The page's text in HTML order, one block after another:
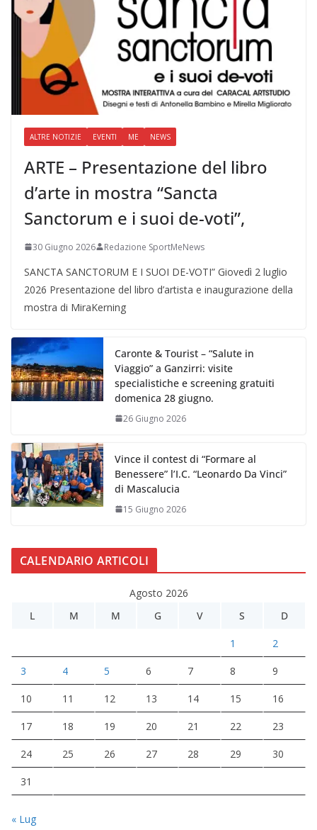
ALTRE NOTIZIE EVENTI ME NEWS
ARTE – Presentazione del libro
d’arte in mostra “Sancta
Sanctorum e i suoi de-voti”,
30 Giugno 2026 Redazione SportMeNews
SANCTA SANCTORUM E I SUOI DE-VOTI” Giovedì 2 luglio
2026 Presentazione del libro d’artista e inaugurazione della
mostra di MiraKerning
Caronte & Tourist – “Salute in
Viaggio” a Ganzirri: visite
specialistiche e screening gratuiti
domenica 28 giugno.
26 Giugno 2026
Vince il contest di “Formare al
Benessere” l’I.C. “Leonardo Da Vinci”
di Mascalucia
15 Giugno 2026
CALENDARIO ARTICOLI
Agosto 2026
L
M M G V S D
1 2
3 4 5 6 7 8 9
10 11 12 13 14 15 16
17 18 19 20 21 22 23
24 25 26 27 28 29 30
31
« Lug